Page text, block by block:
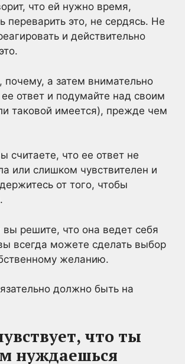
что ей нужно время,
переварить это, не сердясь. Не
и действительно
почему, а затем внимательно
ответ и подумайте над своим
таковой имеется), прежде чем
считаете, что ее ответ не
или слишком чувствителен и
от того, чтобы
вы решите, что она ведет себя
всегда можете сделать выбор
желанию.
должно быть на
что ты
нуждаешься